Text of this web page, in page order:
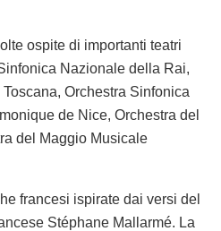
ospite di importanti teatri
Nazionale della Rai,
Orchestra Sinfonica
de Nice, Orchestra del
del Maggio Musicale
francesi ispirate dai versi del
Stéphane Mallarmé. La